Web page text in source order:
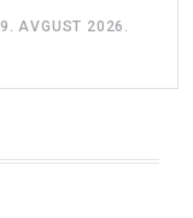
9. AVGUST 2026.